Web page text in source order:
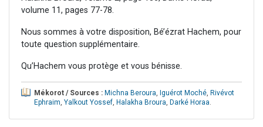
volume 11, pages 77-78.
Nous sommes à votre disposition, Bé’ézrat Hachem, pour
toute question supplémentaire.
Qu’Hachem vous protège et vous bénisse.
Mékorot / Sources : Michna Beroura, Iguérot Moché, Rivévot
Ephraim, Yalkout Yossef, Halakha Broura, Darké Horaa.